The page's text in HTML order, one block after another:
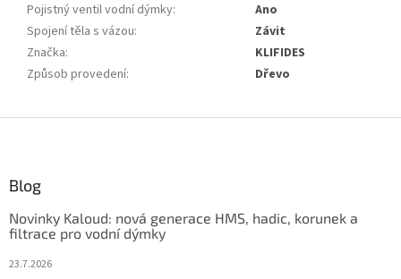
Pojistný ventil vodní dýmky:
Ano
Spojení těla s vázou:
Závit
Značka:
KLIFIDES
Způsob provedení: Dřevo
Blog
Novinky Kaloud: nová generace HMS, hadic, korunek a
filtrace pro vodní dýmky
23.7.2026